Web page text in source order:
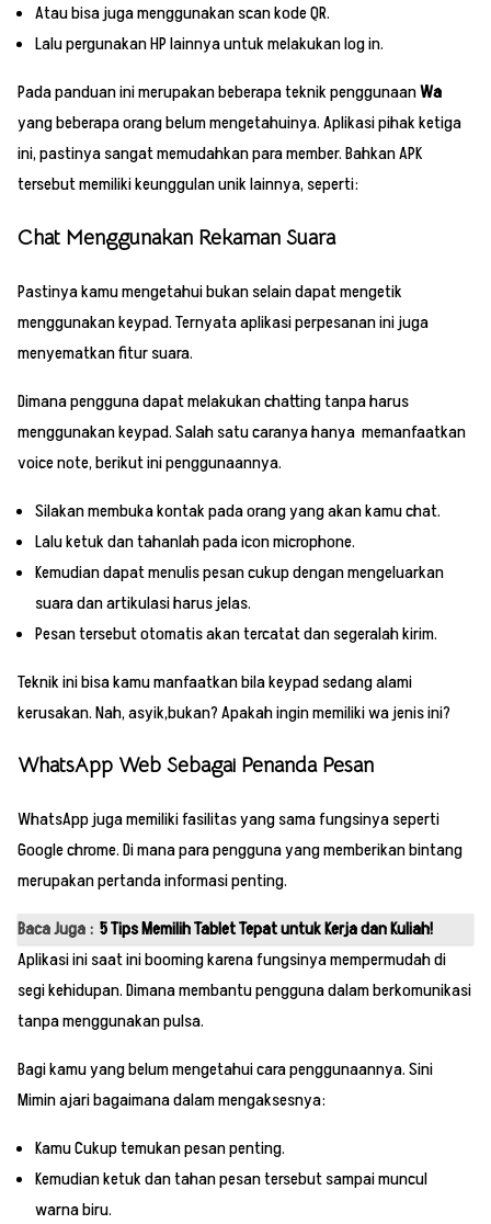
Atau bisa juga menggunakan scan kode QR.
Lalu pergunakan HP lainnya untuk melakukan log in.
Pada panduan ini merupakan beberapa teknik penggunaanWa
yang beberapa orang belum mengetahuinya. Aplikasi pihak ketiga
ini, pastinya sangat memudahkan para member. Bahkan APK
tersebut memiliki keunggulan unik lainnya, seperti:
Chat Menggunakan Rekaman Suara
Pastinya kamu mengetahui bukan selain dapat mengetik
menggunakan keypad. Ternyata aplikasi perpesanan ini juga
menyematkan fitur suara.
Dimana pengguna dapat melakukan chatting tanpa harus
menggunakan keypad. Salah satu caranya hanya memanfaatkan
voice note, berikut ini penggunaannya.
Silakan membuka kontak pada orang yang akan kamu chat.
Lalu ketuk dan tahanlah pada icon microphone.
Kemudian dapat menulis pesan cukup dengan mengeluarkan
suara dan artikulasi harus jelas.
Pesan tersebut otomatis akan tercatat dan segeralah kirim.
Teknik ini bisa kamu manfaatkan bila keypad sedang alami
kerusakan. Nah, asyik,bukan? Apakah ingin memiliki wa jenis ini?
WhatsApp Web Sebagai Penanda Pesan
WhatsApp juga memiliki fasilitas yang sama fungsinya seperti
Google chrome. Di mana para pengguna yang memberikan bintang
merupakan pertanda informasi penting.
Baca Juga : 5 Tips Memilih Tablet Tepat untuk Kerja dan Kuliah!
Aplikasi ini saat ini booming karena fungsinya mempermudah di
segi kehidupan. Dimana membantu pengguna dalam berkomunikasi
tanpa menggunakan pulsa.
Bagi kamu yang belum mengetahui cara penggunaannya. Sini
Mimin ajari bagaimana dalam mengaksesnya:
Kamu Cukup temukan pesan penting.
Kemudian ketuk dan tahan pesan tersebut sampai muncul
warna biru.